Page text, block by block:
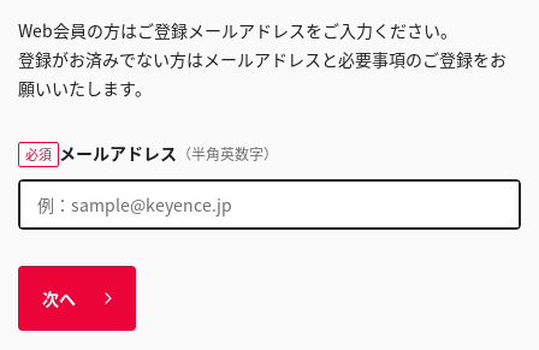
Web会員の方はご登録メールアドレスをご入力ください。
登録がお済みでない方はメールアドレスと必要事項のご登録をお
願いいたします。
必須 メールアドレス （半角英数字）
次へ